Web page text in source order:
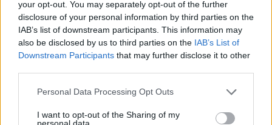
your opt-out. You may separately opt-out of the further
disclosure of your personal information by third parties on the
IAB’s list of downstream participants. This information may
also be disclosed by us to third parties on the IAB’s List of
Downstream Participants that may further disclose it to other
Personal Data Processing Opt Outs
I want to opt-out of the Sharing of my
personal data.